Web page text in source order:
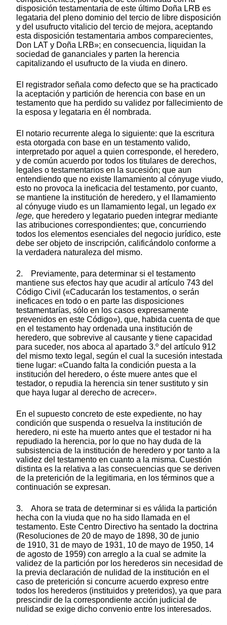
disposición testamentaria de este último Doña LRB es
legataria del pleno dominio del tercio de libre disposición
y del usufructo vitalicio del tercio de mejora, aceptando
esta disposición testamentaria ambos comparecientes,
Don LAT y Doña LRB»; en consecuencia, liquidan la
sociedad de gananciales y parten la herencia
capitalizando el usufructo de la viuda en dinero.
El registrador señala como defecto que se ha practicado
la aceptación y partición de herencia con base en un
testamento que ha perdido su validez por fallecimiento de
la esposa y legataria en él nombrada.
El notario recurrente alega lo siguiente: que la escritura
esta otorgada con base en un testamento valido,
interpretado por aquel a quien corresponde, el heredero,
y de común acuerdo por todos los titulares de derechos,
legales o testamentarios en la sucesión; que aun
entendiendo que no existe llamamiento al cónyuge viudo,
esto no provoca la ineficacia del testamento, por cuanto,
se mantiene la institución de heredero, y el llamamiento
al cónyuge viudo es un llamamiento legal, un legado ex
lege, que heredero y legatario pueden integrar mediante
las atribuciones correspondientes; que, concurriendo
todos los elementos esenciales del negocio jurídico, este
debe ser objeto de inscripción, calificándolo conforme a
la verdadera naturaleza del mismo.
2. Previamente, para determinar si el testamento
mantiene sus efectos hay que acudir al artículo 743 del
Código Civil («Caducarán los testamentos, o serán
ineficaces en todo o en parte las disposiciones
testamentarías, sólo en los casos expresamente
prevenidos en este Código»), que, habida cuenta de que
en el testamento hay ordenada una institución de
heredero, que sobrevive al causante y tiene capacidad
para suceder, nos aboca al apartado 3.º del artículo 912
del mismo texto legal, según el cual la sucesión intestada
tiene lugar: «Cuando falta la condición puesta a la
institución del heredero, o éste muere antes que el
testador, o repudia la herencia sin tener sustituto y sin
que haya lugar al derecho de acrecer».
En el supuesto concreto de este expediente, no hay
condición que suspenda o resuelva la institución de
heredero, ni este ha muerto antes que el testador ni ha
repudiado la herencia, por lo que no hay duda de la
subsistencia de la institución de heredero y por tanto a la
validez del testamento en cuanto a la misma. Cuestión
distinta es la relativa a las consecuencias que se deriven
de la preterición de la legitimaria, en los términos que a
continuación se expresan.
3. Ahora se trata de determinar si es válida la partición
hecha con la viuda que no ha sido llamada en el
testamento. Este Centro Directivo ha sentado la doctrina
(Resoluciones de 20 de mayo de 1898, 30 de junio
de 1910, 31 de mayo de 1931, 10 de mayo de 1950, 14
de agosto de 1959) con arreglo a la cual se admite la
validez de la partición por los herederos sin necesidad de
la previa declaración de nulidad de la institución en el
caso de preterición si concurre acuerdo expreso entre
todos los herederos (instituidos y preteridos), ya que para
prescindir de la correspondiente acción judicial de
nulidad se exige dicho convenio entre los interesados.